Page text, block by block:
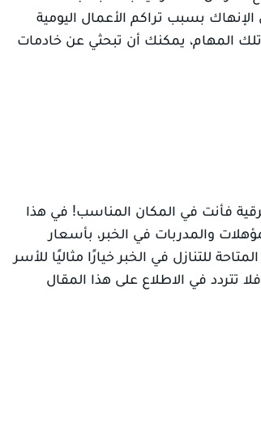
بسبب تراكم الأعمال اليومية
تلك المهام، يمكنك أن تبحثي عن خادمات
فأنت في المكان المناسب! في هذا
والمدربات في الخبر، بأسعار
للتنازل في الخبر خيارًا مثاليًا للأسر
تتردد في الاطلاع على هذا المقال